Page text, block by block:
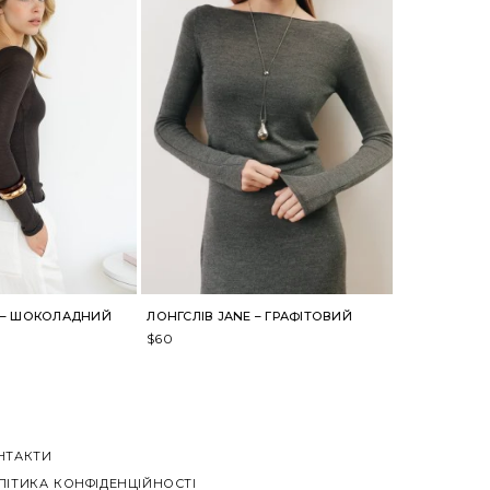
– ШОКОЛАДНИЙ ЛОНГСЛІВ JANE – ГРАФІТОВИЙ
$60
КОНФІДЕНЦІЙНОСТІ